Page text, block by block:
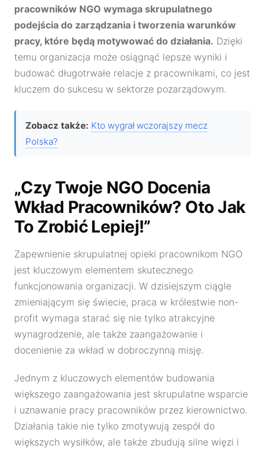
pracowników NGO wymaga skrupulatnego
podejścia do zarządzania i tworzenia warunków
pracy, które będą motywować do działania. Dzięki
temu organizacja może osiągnąć lepsze wyniki i
budować długotrwałe relacje z pracownikami, co jest
kluczem do sukcesu w sektorze pozarządowym.
Zobacz także: Kto wygrał wczorajszy mecz
Polska?
„Czy Twoje NGO Docenia
Wkład Pracowników? Oto Jak
To Zrobić Lepiej!”
Zapewnienie skrupulatnej opieki pracownikom NGO
jest kluczowym elementem skutecznego
funkcjonowania organizacji. W dzisiejszym ciągle
zmieniającym się świecie, praca w królestwie non-
profit wymaga starać się nie tylko atrakcyjne
wynagrodzenie, ale także zaangażowanie i
docenienie za wkład w dobroczynną misję.
Jednym z kluczowych elementów budowania
większego zaangażowania jest skrupulatne wsparcie
i uznawanie pracy pracowników przez kierownictwo.
Działania takie nie tylko zmotywują zespół do
większych wysiłków, ale także zbudują silne więzi i